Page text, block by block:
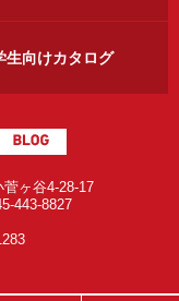
生向けカタログ
ヶ谷4-28-17
443-8827